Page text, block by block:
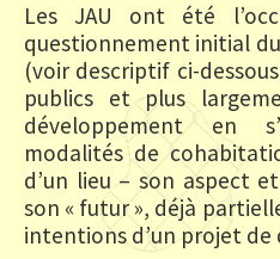
Les JAU ont été
questionnement initial
(voir descriptif ci-
publics et plus
développement en
modalités de
d’un lieu – son aspect
son « futur », déjà
intentions d’un projet